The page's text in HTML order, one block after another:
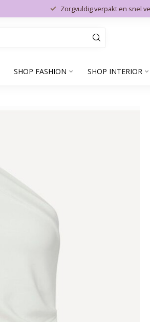
Zorgvuldig verpakt en snel
SHOP FASHION SHOP INTERIOR